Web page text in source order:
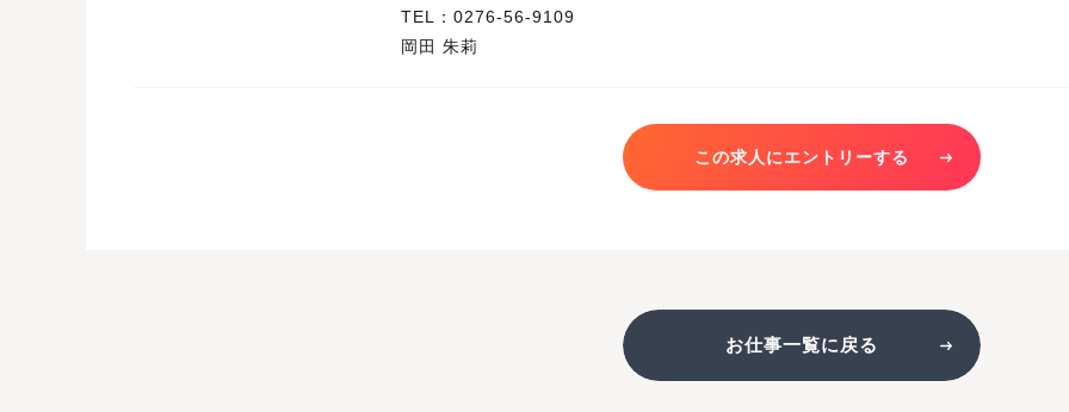
TEL：0276-56-9109
岡田 朱莉
この求人にエントリーする
お仕事一覧に戻る